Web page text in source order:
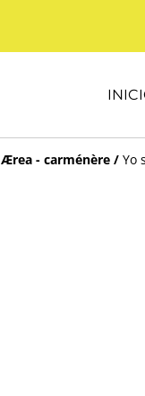
Ærea - carménère / Yo